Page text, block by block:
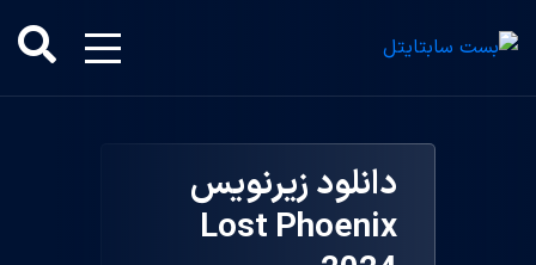
دانلود زیرنویس
Lost Phoenix